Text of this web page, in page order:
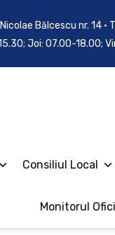
Nicolae Bălcescu nr. 14 •
Joi: 07.00-18.00;
Consiliul Local
Monitorul